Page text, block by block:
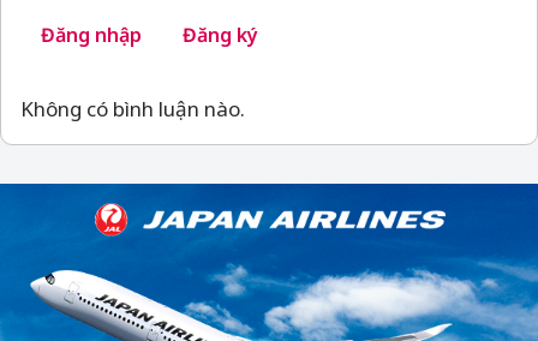
Đăng nhập Đăng ký
Không có bình luận nào.